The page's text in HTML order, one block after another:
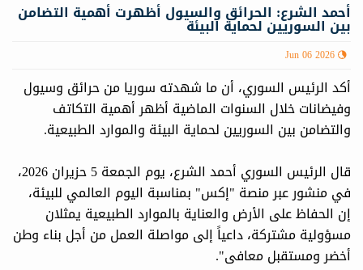
أحمد الشرع: الحرائق والسيول أظهرت أهمية التضامن
بين السوريين لحماية البيئة
Jun 06 2026
أكد الرئيس السوري، أن ما شهدته سوريا من حرائق وسيول
وفيضانات خلال السنوات الماضية أظهر أهمية التكاتف
والتضامن بين السوريين لحماية البيئة والموارد الطبيعية.
قال الرئيس السوري أحمد الشرع، يوم الجمعة 5 حزيران 2026،
في منشور عبر منصة "إكس" بمناسبة اليوم العالمي للبيئة،
إن الحفاظ على الأرض والعناية بالموارد الطبيعية يمثلان
مسؤولية مشتركة، داعياً إلى مواصلة العمل من أجل بناء وطن
أخضر ومستقبل معافى".